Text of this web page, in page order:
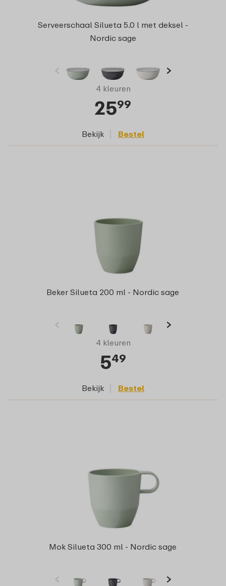
Serveerschaal Silueta 5.0 l met deksel -
Nordic sage
4 kleuren
2599
Bekijk Bestel
Beker Silueta 200 ml - Nordic sage
4 kleuren
549
Bekijk Bestel
Mok Silueta 300 ml - Nordic sage